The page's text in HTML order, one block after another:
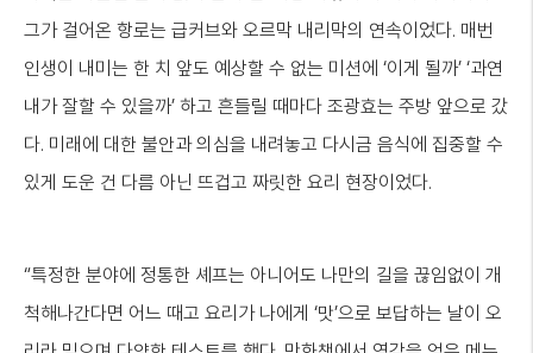
그가 걸어온 항로는 급커브와 오르막 내리막의 연속이었다. 매번
인생이 내미는 한 치 앞도 예상할 수 없는 미션에 ‘이게 될까’ ‘과연
내가 잘할 수 있을까’ 하고 흔들릴 때마다 조광효는 주방 앞으로 갔
다. 미래에 대한 불안과 의심을 내려놓고 다시금 음식에 집중할 수
있게 도운 건 다름 아닌 뜨겁고 짜릿한 요리 현장이었다.
“특정한 분야에 정통한 셰프는 아니어도 나만의 길을 끊임없이 개
척해나간다면 어느 때고 요리가 나에게 ‘맛’으로 보답하는 날이 오